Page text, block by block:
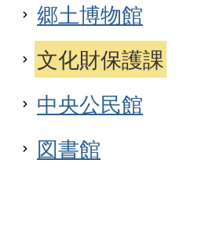
郷土博物館
文化財保護課
中央公民館
図書館